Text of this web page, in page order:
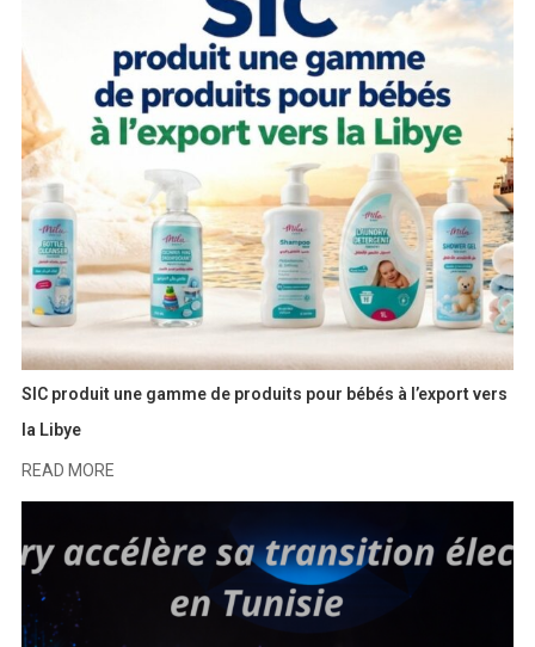
SIC produit une gamme de produits pour bébés à l’export vers
la Libye
READ MORE